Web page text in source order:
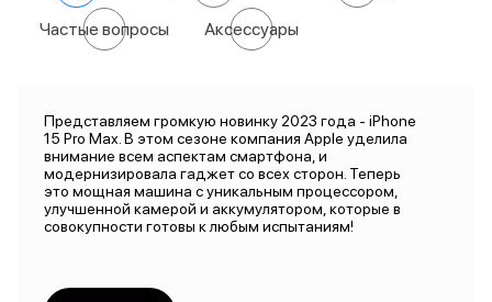
Частые вопросы Аксессуары
Представляем громкую новинку 2023 года - iPhone
15 Pro Max. В этом сезоне компания Apple уделила
внимание всем аспектам смартфона, и
модернизировала гаджет со всех сторон. Теперь
это мощная машина с уникальным процессором,
улучшенной камерой и аккумулятором, которые в
совокупности готовы к любым испытаниям!